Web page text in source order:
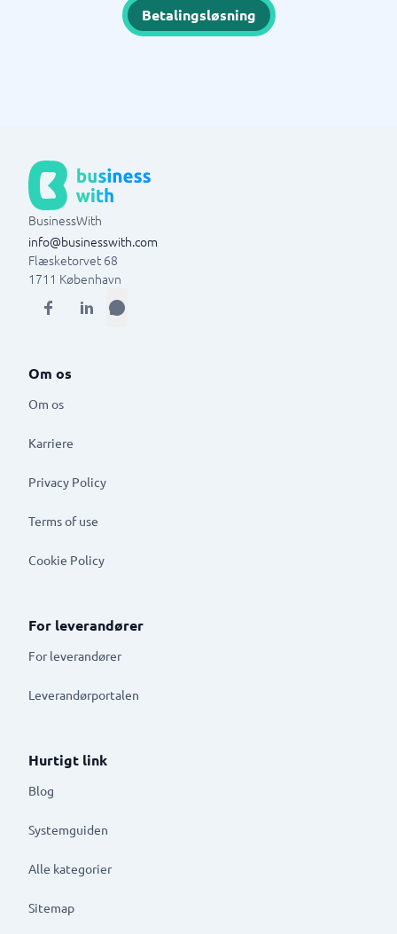
Betalingsløsning
BusinessWith
info@businesswith.com
Flæsketorvet 68
1711 København
Om os
Om os
Karriere
Privacy Policy
Terms of use
Cookie Policy
For leverandører
For leverandører
Leverandørportalen
Hurtigt link
Blog
Systemguiden
Alle kategorier
Sitemap